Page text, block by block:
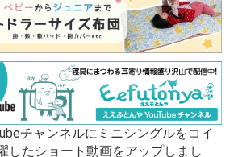
チャンネルにミニシングルをコイ
したショート動画をアップしまし